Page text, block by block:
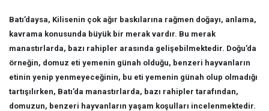
Batı’daysa, Kilisenin çok ağır baskılarına rağmen doğayı, anlama,
kavrama konusunda büyük bir merak vardır. Bu merak
manastırlarda, bazı rahipler arasında gelişebilmektedir. Doğu’da
örneğin, domuz eti yemenin günah olduğu, benzeri hayvanların
etinin yenip yenmeyeceğinin, bu eti yemenin günah olup olmadığı
tartışılırken, Batı’da manastırlarda, bazı rahipler tarafından,
domuzun, benzeri hayvanların yaşam koşulları incelenmektedir.